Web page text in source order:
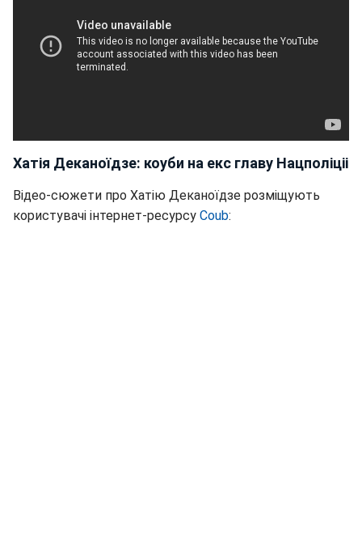
Хатія Деканоїдзе: коуби на екс главу Нацполіціі
Відео-сюжети про Хатію Деканоїдзе розміщують
користувачі інтернет-ресурсу Coub: